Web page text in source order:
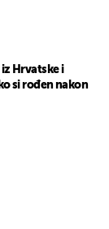
Hrvatske i
si rođen nakon